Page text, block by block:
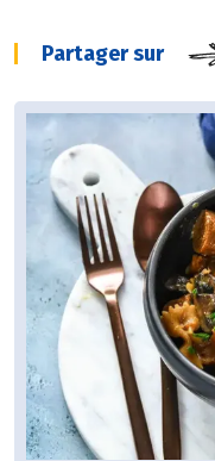
Partager sur